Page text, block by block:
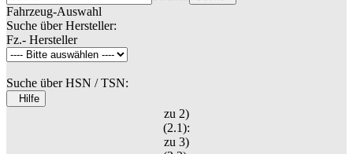
Fahrzeug-Auswahl
Suche über Hersteller:
Fz.- Hersteller
Suche über HSN / TSN:
Hilfe
zu 2)
(2.1):
zu 3)